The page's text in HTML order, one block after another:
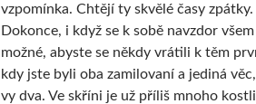
vzpomínka. Chtějí ty skvělé časy
Dokonce, i když se k sobě navzdor
možné, abyste se někdy vrátili k těm
kdy jste byli oba zamilovaní a jediná
vy dva. Ve skříni je už příliš mnoho